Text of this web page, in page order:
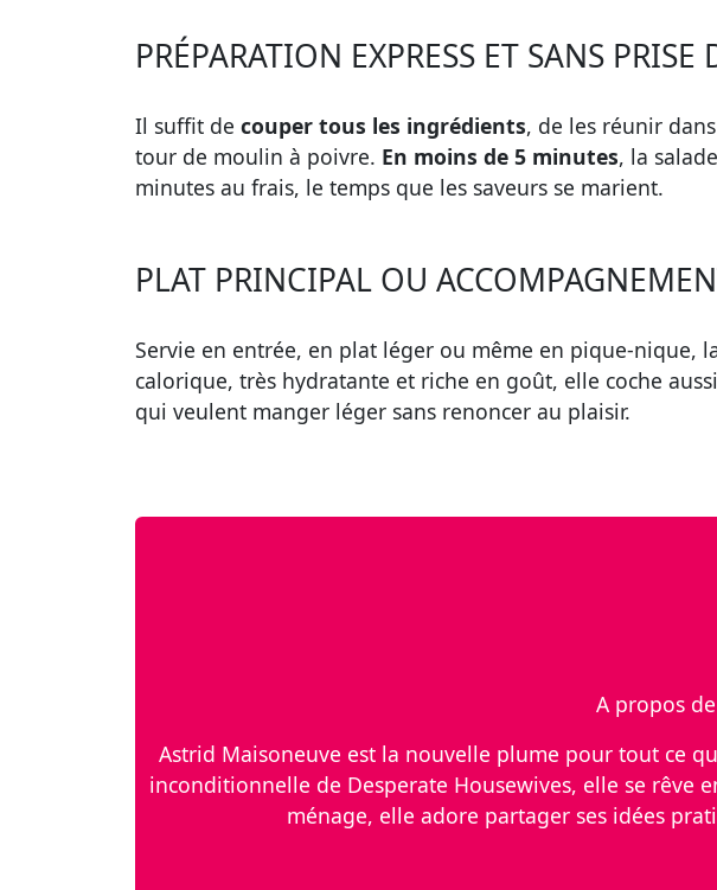
PRÉPARATION EXPRESS ET SANS PRISE
Il suffit de couper tous les ingrédients, de les réunir
tour de moulin à poivre. En moins de 5 minutes, la
minutes au frais, le temps que les saveurs se marient.
PLAT PRINCIPAL OU
Servie en entrée, en plat léger ou même en pique-nique,
calorique, très hydratante et riche en goût, elle coche
qui veulent manger léger sans renoncer au plaisir.
A propos
Astrid Maisoneuve est la nouvelle plume pour tout ce
inconditionnelle de Desperate Housewives, elle se rêve
ménage, elle adore partager ses idées